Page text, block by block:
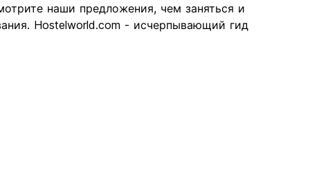
наши предложения, чем заняться и
Hostelworld.com - исчерпывающий гид